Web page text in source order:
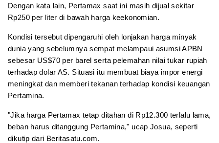
Dengan kata lain, Pertamax saat ini masih dijual sekitar
Rp250 per liter di bawah harga keekonomian.
Kondisi tersebut dipengaruhi oleh lonjakan harga minyak
dunia yang sebelumnya sempat melampaui asumsi APBN
sebesar US$70 per barel serta pelemahan nilai tukar rupiah
terhadap dolar AS. Situasi itu membuat biaya impor energi
meningkat dan memberi tekanan terhadap kondisi keuangan
Pertamina.
"Jika harga Pertamax tetap ditahan di Rp12.300 terlalu lama,
beban harus ditanggung Pertamina," ucap Josua, seperti
dikutip dari Beritasatu.com.